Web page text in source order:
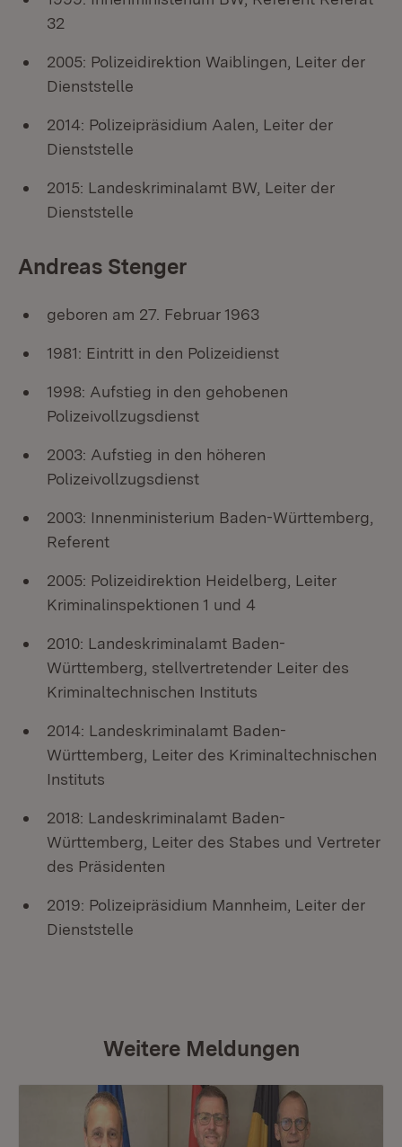
32
2005: Polizeidirektion Waiblingen, Leiter der
Dienststelle
2014: Polizeipräsidium Aalen, Leiter der
Dienststelle
2015: Landeskriminalamt BW, Leiter der
Dienststelle
Andreas Stenger
geboren am 27. Februar 1963
1981: Eintritt in den Polizeidienst
1998: Aufstieg in den gehobenen
Polizeivollzugsdienst
2003: Aufstieg in den höheren
Polizeivollzugsdienst
2003: Innenministerium Baden-Württemberg,
Referent
2005: Polizeidirektion Heidelberg, Leiter
Kriminalinspektionen 1 und 4
2010: Landeskriminalamt Baden-
Württemberg, stellvertretender Leiter des
Kriminaltechnischen Instituts
2014: Landeskriminalamt Baden-
Württemberg, Leiter des Kriminaltechnischen
Instituts
2018: Landeskriminalamt Baden-
Württemberg, Leiter des Stabes und Vertreter
des Präsidenten
2019: Polizeipräsidium Mannheim, Leiter der
Dienststelle
Weitere Meldungen